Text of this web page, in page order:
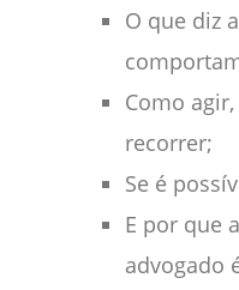
O que diz
Como
recorrer;
Se é
E por que
advogado